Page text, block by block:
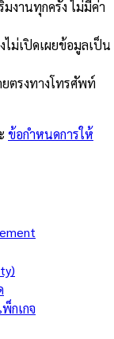
งานทุกครั้ง ไม่มีค่า
ไม่เปิดเผยข้อมูลเป็น
ตรงทางโทรศัพท์
ข้อกำหนดการให้
กเกจ